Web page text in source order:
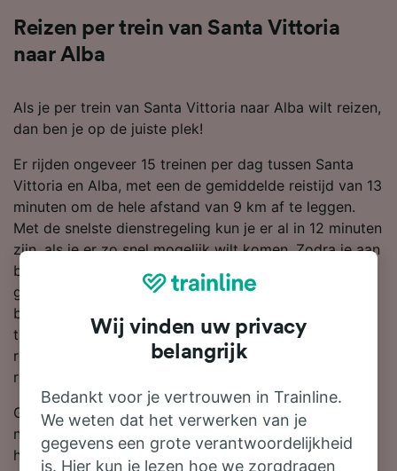
Reizen per trein van Santa Vittoria
naar Alba
Als je per trein van Santa Vittoria naar Alba wilt reizen,
dan ben je op de juiste plek!
Er rijden ongeveer 15 treinen per dag tussen Santa
Vittoria en Alba, met een de gemiddelde reistijd van 13
minuten om de hele afstand van 9 km af te leggen.
Met de snelste dienstregeling kun je er al in 12 minuten
zijn, als je er zo snel mogelijk wilt komen. Zodra je aan
boord gaat van deze trein, kun je je ontspannen en
genieten van de reis omdat er rechtstreekse diensten
beschikbaar zijn. Trenitalia is de grootste
treinmaatschappij op deze route, dus waarschijnlijk
reis je met hen gedurende je hele of een deel van je
reis naar Alba.
Gebruik onze reisplanner boven aan de pagina om
naar goedkope kaartjes te zoeken en wij laten je zien
hoeveel korting je krijgt op treinkaartjes van Santa
Wij vinden uw privacy
belangrijk
Bedankt voor je vertrouwen in Trainline.
We weten dat het verwerken van je
gegevens een grote verantwoordelijkheid
is. Hier kun je lezen hoe we zorgdragen